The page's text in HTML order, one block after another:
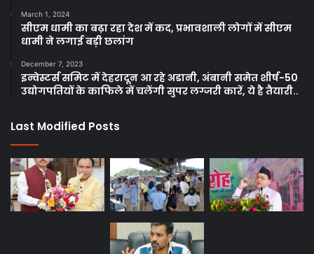
March 1, 2024
सीएम धामी का बढ़ा रहा देश में कद, प्रभावशाली लोगों में सीएम
धामी ने लगाई बड़ी छलांग
December 7, 2023
इन्वेस्टर्स समिट में देहरादून आ रहे अडानी, अंबानी समेत शीर्ष-50
उद्योगपतियों के काफिले में चलेंगी सुपर लग्जरी कारें, ये है तैयारी..
Last Modified Posts